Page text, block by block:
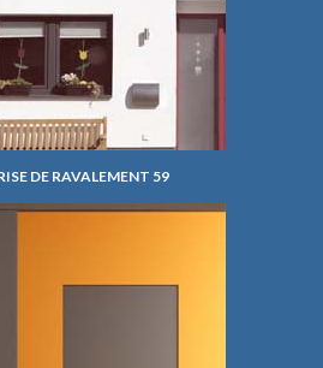
DE RAVALEMENT 59